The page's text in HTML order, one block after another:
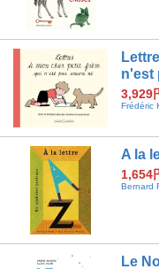
n'est
3,929
Frédéric
A la
1,654
Bernard
Le